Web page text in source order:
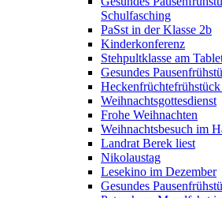
Schulfasching
PaSst in der Klasse 2b
Kinderkonferenz
Stehpultklasse am
Gesundes
Weihnachtsgottesdienst
Frohe Weihnachten
Weihnachtsbesuch im
Landrat Berek liest
Nikolaustag
Lesekino im Dezember
Gesundes